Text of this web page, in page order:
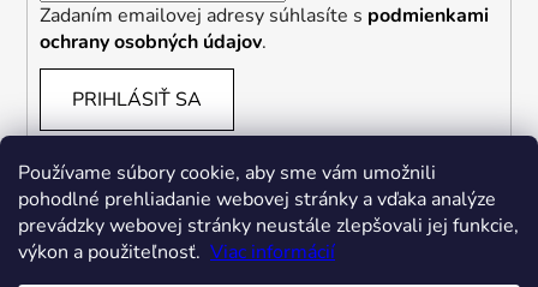
Používame súbory cookie, aby sme vám umožnili
pohodlné prehliadanie webovej stránky a vďaka analýze
prevádzky webovej stránky neustále zlepšovali jej funkcie,
výkon a použiteľnosť. Viac informácií
Zadaním emailovej adresy súhlasíte s podmienkami
ochrany osobných údajov.
PRIHLÁSIŤ SA